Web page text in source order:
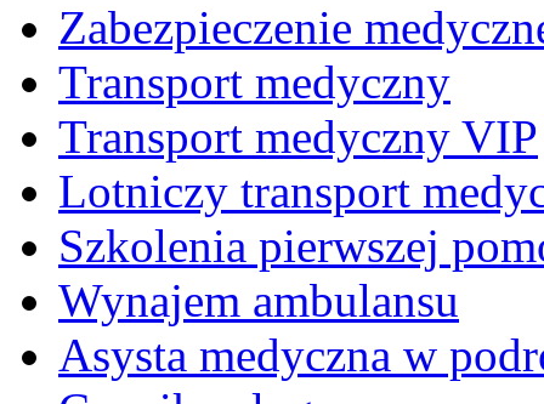
Zabezpieczenie
Transport medyczny
Transport medyczny VIP
Lotniczy transport
Szkolenia pierwszej
Wynajem ambulansu
Asysta medyczna w